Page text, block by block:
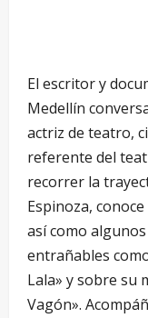
El escritor y
Medellín
actriz de teatro,
referente del
recorrer la
Espinoza,
así como
entrañables
Lala» y sobre su
Vagón».